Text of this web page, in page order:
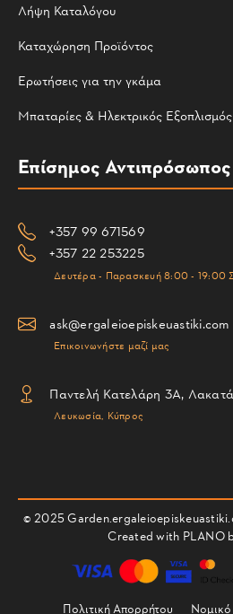
Λήψη Καταλόγου
Καταχώρηση Προϊόντος
Ερωτήσεις για την γκάμα
Μπαταρίες & Ηλεκτρικός Εξοπλισμός
Επίσημος
+357 99 671569
+357 22 253225
Δευτέρα - Παρασκευή 8:00 - 19:00
ask@ergaleioepiskeuastiki.com
Επικοινωνήστε μαζί μας
Παντελή Κατελάρη 3Α,
Λευκωσία, Κύπρος
© 2025
Created with PLANO
Πολιτική Απορρήτου